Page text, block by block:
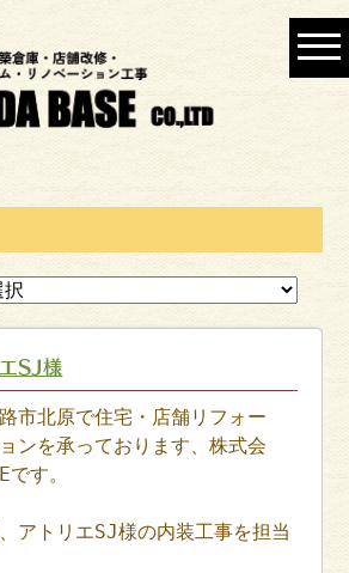
SJ様
市北原で住宅・店舗リフォー
ンを承っております、株式会
す。
アトリエSJ様の内装工事を担当